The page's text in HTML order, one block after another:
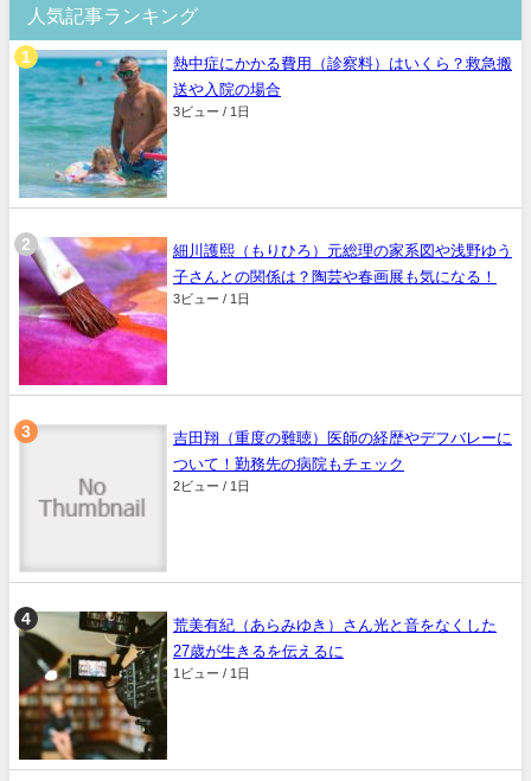
人気記事ランキング
熱中症にかかる費用（診察料）はいくら？救急搬
送や入院の場合
3ビュー / 1日
細川護熙（もりひろ）元総理の家系図や浅野ゆう
子さんとの関係は？陶芸や春画展も気になる！
3ビュー / 1日
吉田翔（重度の難聴）医師の経歴やデフバレーに
ついて！勤務先の病院もチェック
2ビュー / 1日
荒美有紀（あらみゆき）さん光と音をなくした
27歳が生きるを伝えるに
1ビュー / 1日